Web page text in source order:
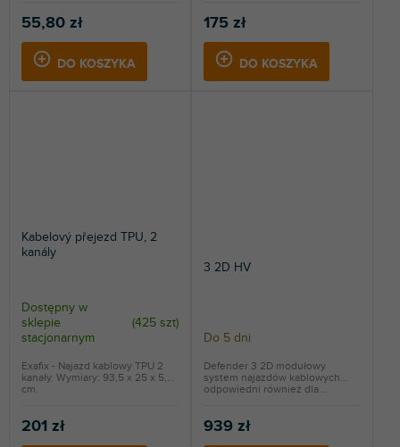
55,80 zł
DO KOSZYKA
175 zł
DO KOSZYKA
Kabelový přejezd TPU, 2
kanály
Dostępny w
sklepie
stacjonarnym
(425 szt)
201 zł
Exafix - Najazd kablowy TPU 2
kanały. Wymiary: 93,5 x 25 x 5,5
cm.
3 2D HV
Do 5 dni
939 zł
Defender 3 2D modułowy
system najazdów kablowych
odpowiedni również dla...